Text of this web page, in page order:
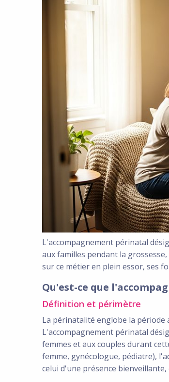
L'accompagnement périnatal
aux familles pendant la
sur ce métier en plein essor, ses
Qu'est-ce que
Définition et périmètre
La périnatalité englobe la période
L'accompagnement périnatal
femmes et aux couples durant
femme, gynécologue, pédiatre),
celui d'une présence